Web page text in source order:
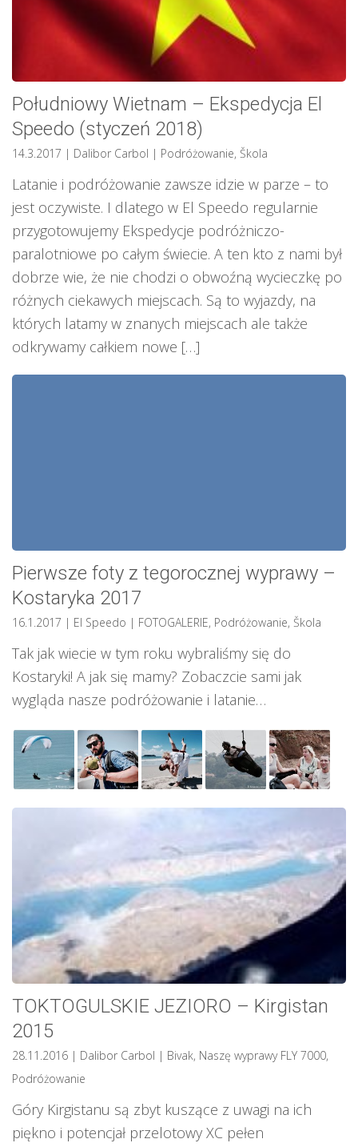
Południowy Wietnam – Ekspedycja El
Speedo (styczeń 2018)
14.3.2017 | Dalibor Carbol | Podróżowanie, Škola
Latanie i podróżowanie zawsze idzie w parze – to
jest oczywiste. I dlatego w El Speedo regularnie
przygotowujemy Ekspedycje podróżniczo-
paralotniowe po całym świecie. A ten kto z nami był
dobrze wie, że nie chodzi o obwoźną wycieczkę po
różnych ciekawych miejscach. Są to wyjazdy, na
których latamy w znanych miejscach ale także
odkrywamy całkiem nowe […]
Pierwsze foty z tegorocznej wyprawy –
Kostaryka 2017
16.1.2017 | El Speedo | FOTOGALERIE, Podróżowanie, Škola
Tak jak wiecie w tym roku wybraliśmy się do
Kostaryki! A jak się mamy? Zobaczcie sami jak
wygląda nasze podróżowanie i latanie…
TOKTOGULSKIE JEZIORO – Kirgistan
2015
28.11.2016 | Dalibor Carbol | Bivak, Naszę wyprawy FLY 7000,
Podróżowanie
Góry Kirgistanu są zbyt kuszące z uwagi na ich
piękno i potencjał przelotowy XC pełen